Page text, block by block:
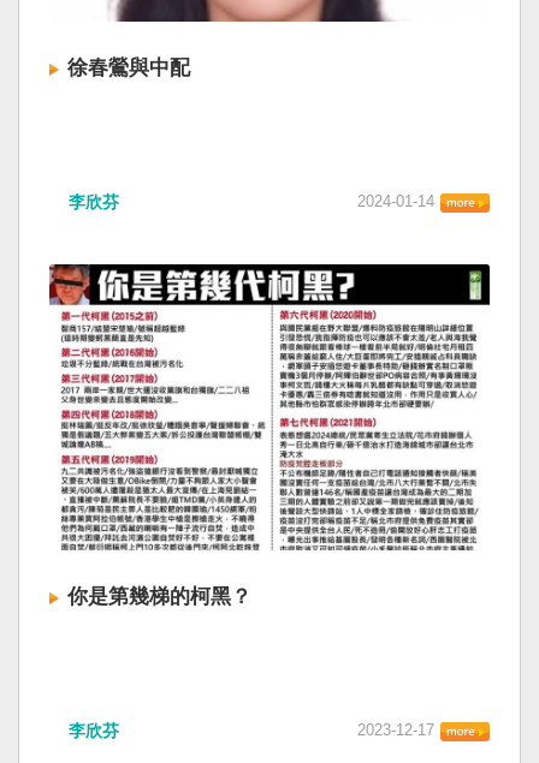
徐春鶯與中配
李欣芬 2024-01-14
你是第幾梯的柯黑？
李欣芬 2023-12-17